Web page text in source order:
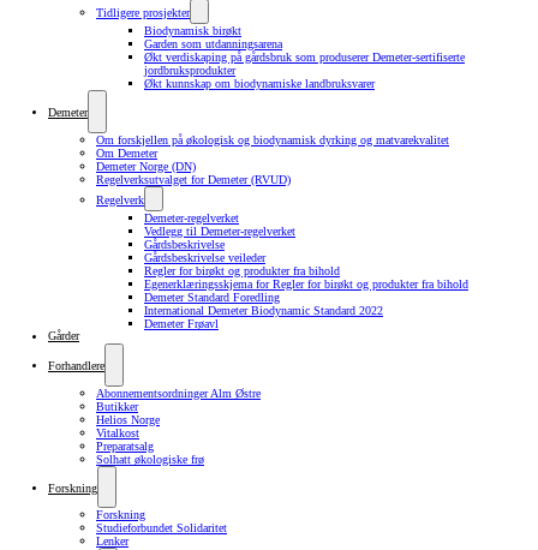
Tidligere prosjekter
Biodynamisk birøkt
Garden som utdanningsarena
Økt verdiskaping på gårdsbruk som produserer Demeter-sertifiserte
jordbruksprodukter
Økt kunnskap om biodynamiske landbruksvarer
Demeter
Om forskjellen på økologisk og biodynamisk dyrking og matvarekvalitet
Om Demeter
Demeter Norge (DN)
Regelverksutvalget for Demeter (RVUD)
Regelverk
Demeter-regelverket
Vedlegg til Demeter-regelverket
Gårdsbeskrivelse
Gårdsbeskrivelse veileder
Regler for birøkt og produkter fra bihold
Egenerklæringsskjema for Regler for birøkt og produkter fra bihold
Demeter Standard Foredling
International Demeter Biodynamic Standard 2022
Demeter Frøavl
Gårder
Forhandlere
Abonnementsordninger Alm Østre
Butikker
Helios Norge
Vitalkost
Preparatsalg
Solhatt økologiske frø
Forskning
Forskning
Studieforbundet Solidaritet
Lenker